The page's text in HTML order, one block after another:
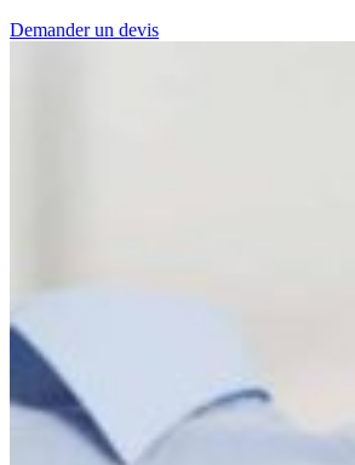
Demander un devis